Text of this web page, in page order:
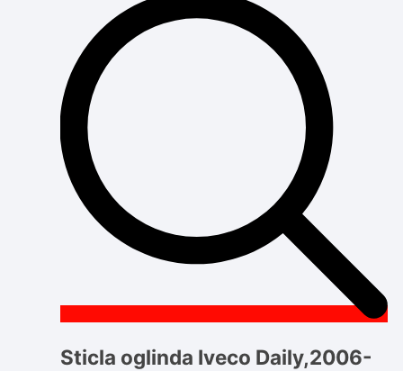
Sticla oglinda Iveco Daily,2006-